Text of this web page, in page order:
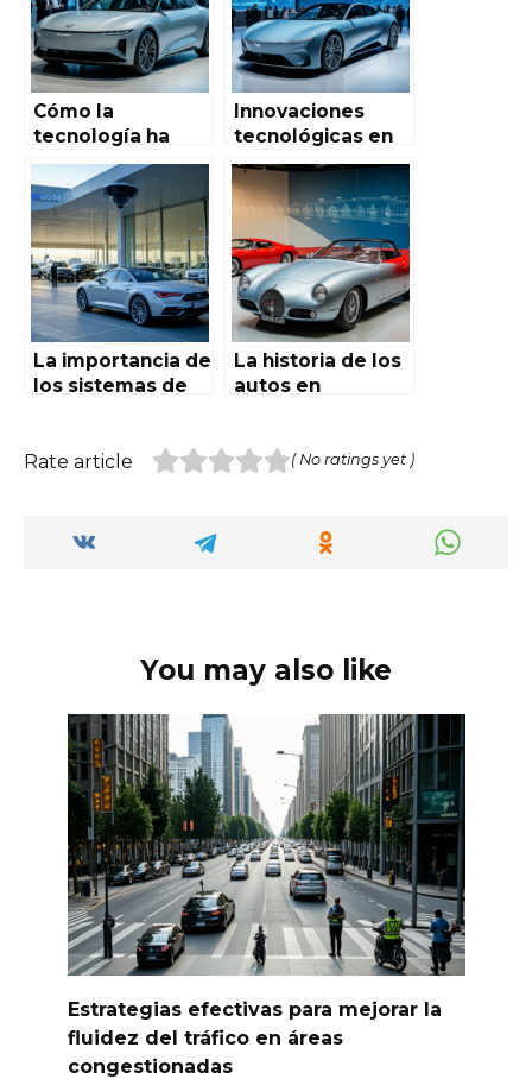
Cómo la
tecnología ha
mejorado los
modelos en
Autoworld de
España
Innovaciones
tecnológicas en
vehículos que se
utilizan en
Autoworld de
España: el futuro
de la movilidad
La importancia de
los sistemas de
España:
corazón del
La historia de los
autos en
recorrido
automóvil
Rate article ( No ratings yet )
You may also like
Estrategias efectivas para mejorar la
fluidez del tráfico en áreas
congestionadas